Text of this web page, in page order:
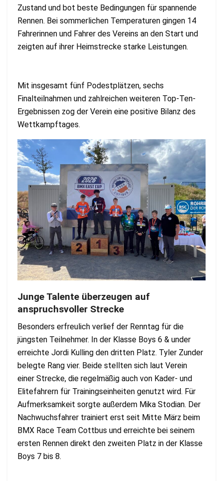
Zustand und bot beste Bedingungen für spannende
Rennen. Bei sommerlichen Temperaturen gingen 14
Fahrerinnen und Fahrer des Vereins an den Start und
zeigten auf ihrer Heimstrecke starke Leistungen.
Mit insgesamt fünf Podestplätzen, sechs
Finalteilnahmen und zahlreichen weiteren Top-Ten-
Ergebnissen zog der Verein eine positive Bilanz des
Wettkampftages.
Junge Talente überzeugen auf
anspruchsvoller Strecke
Besonders erfreulich verlief der Renntag für die
jüngsten Teilnehmer. In der Klasse Boys 6 & under
erreichte Jordi Kulling den dritten Platz. Tyler Zunder
belegte Rang vier. Beide stellten sich laut Verein
einer Strecke, die regelmäßig auch von Kader- und
Elitefahrern für Trainingseinheiten genutzt wird. Für
Aufmerksamkeit sorgte außerdem Mika Stodian. Der
Nachwuchsfahrer trainiert erst seit Mitte März beim
BMX Race Team Cottbus und erreichte bei seinem
ersten Rennen direkt den zweiten Platz in der Klasse
Boys 7 bis 8.